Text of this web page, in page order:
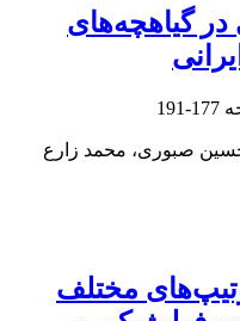
در گیاهچه‌های
177-191
صبوری، محمد زارع
مختلف